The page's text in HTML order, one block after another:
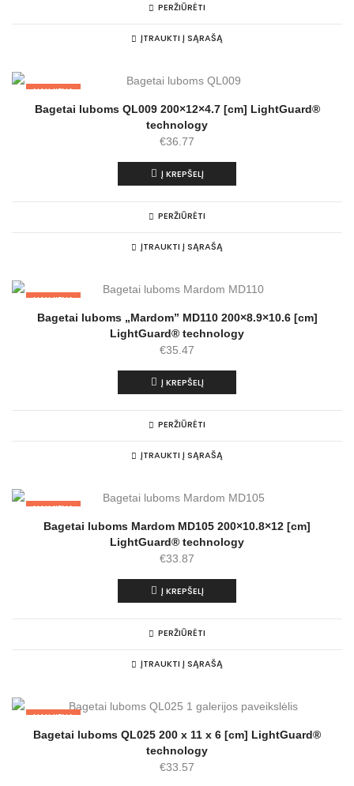
PERŽIŪRĖTI
ĮTRAUKTI Į SĄRAŠĄ
NAUJIENA
Bagetai luboms QL009 200×12×4.7 [cm] LightGuard®
technology
€36.77
Į KREPŠELĮ
PERŽIŪRĖTI
ĮTRAUKTI Į SĄRAŠĄ
NAUJIENA
Bagetai luboms „Mardom” MD110 200×8.9×10.6 [cm]
LightGuard® technology
€35.47
Į KREPŠELĮ
PERŽIŪRĖTI
ĮTRAUKTI Į SĄRAŠĄ
NAUJIENA
Bagetai luboms Mardom MD105 200×10.8×12 [cm]
LightGuard® technology
€33.87
Į KREPŠELĮ
PERŽIŪRĖTI
ĮTRAUKTI Į SĄRAŠĄ
NAUJIENA
Bagetai luboms QL025 200 x 11 x 6 [cm] LightGuard®
technology
€33.57